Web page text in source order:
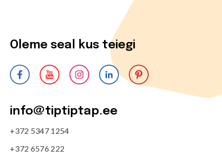
Oleme seal kus teiegi
info@tiptiptap.ee
+372 5347 1254
+372 6576 222